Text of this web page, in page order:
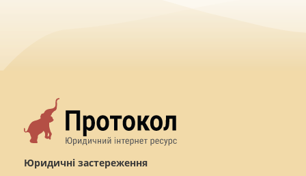
Юридичні застереження